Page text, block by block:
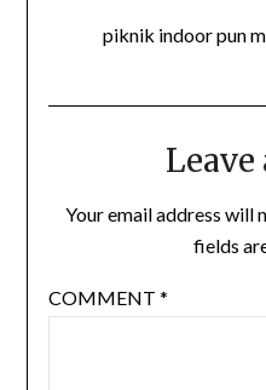
piknik indoor pun
Leave
Your email address will
fields
COMMENT *